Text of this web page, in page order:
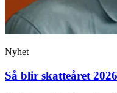
Nyhet
Så blir skatteåret 2026